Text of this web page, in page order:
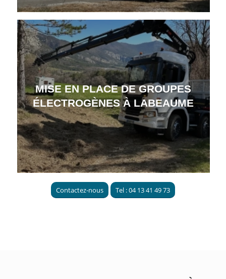
MISE EN PLACE DE GROUPES
ÉLECTROGÈNES À LABEAUME
Contactez-nous Tel : 04 13 41 49 73